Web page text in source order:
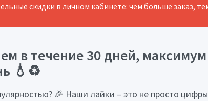
скидки в личном кабинете: чем больше заказ,
в течение 30 дней,
💧♻️
🎉 Наши лайки – это не просто